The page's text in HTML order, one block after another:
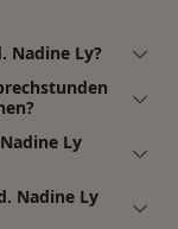
Nadine Ly?
Ly
Nadine Ly